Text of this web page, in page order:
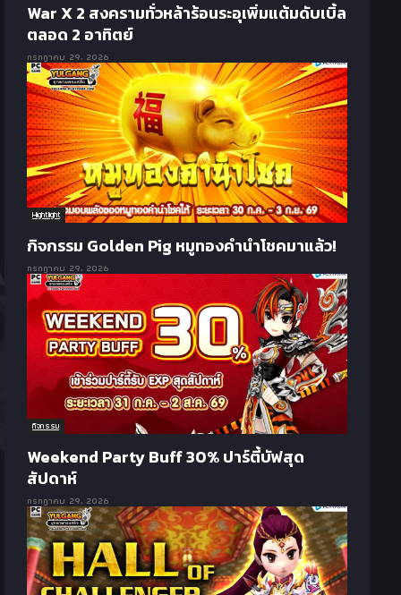
War X 2 สงครามทั่วหล้าร้อนระอุเพิ่มแต้มดับเบิ้ล
ตลอด 2 อาทิตย์
กรกฎาคม 29, 2026
Hightlight
กิจกรรม Golden Pig หมูทองคำนำโชคมาแล้ว!
กรกฎาคม 29, 2026
กิจกรรม
Weekend Party Buff 30% ปาร์ตี้บัฟสุด
สัปดาห์
กรกฎาคม 29, 2026